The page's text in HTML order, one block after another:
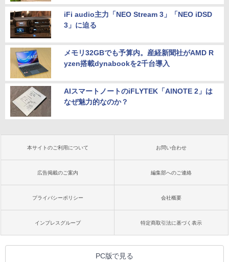
iFi audio主力「NEO Stream 3」「NEO iDSD
3」に迫る
メモリ32GBでも予算内。産経新聞社がAMD R
yzen搭載dynabookを2千台導入
AIスマートノートのiFLYTEK「AINOTE 2」は
なぜ魅力的なのか？
本サイトのご利用について お問い合わせ
広告掲載のご案内 編集部へのご連絡
プライバシーポリシー 会社概要
インプレスグループ 特定商取引法に基づく表示
PC版で見る